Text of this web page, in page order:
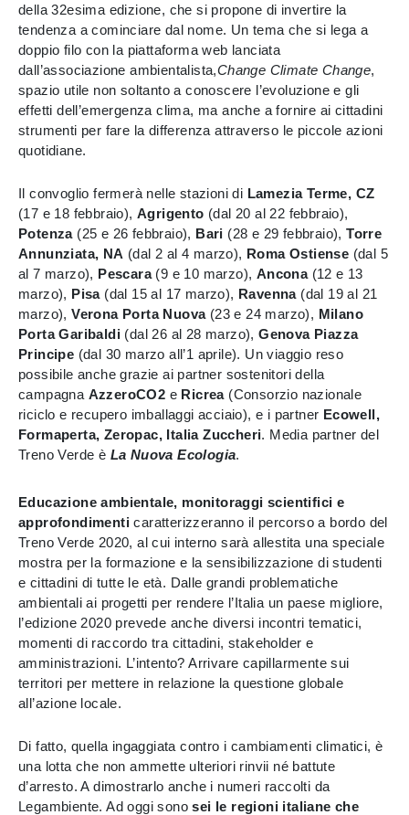
della 32esima edizione, che si propone di invertire la
tendenza a cominciare dal nome. Un tema che si lega a
doppio filo con la piattaforma web lanciata
dall’associazione ambientalista,Change Climate Change,
spazio utile non soltanto a conoscere l’evoluzione e gli
effetti dell’emergenza clima, ma anche a fornire ai cittadini
strumenti per fare la differenza attraverso le piccole azioni
quotidiane.
Il convoglio fermerà nelle stazioni di Lamezia Terme, CZ
(17 e 18 febbraio),Agrigento (dal 20 al 22 febbraio),
Potenza(25 e 26 febbraio), Bari (28 e 29 febbraio),Torre
Annunziata, NA (dal 2 al 4 marzo), Roma Ostiense (dal 5
al 7 marzo), Pescara(9 e 10 marzo), Ancona(12 e 13
marzo), Pisa(dal 15 al 17 marzo), Ravenna(dal 19 al 21
marzo),Verona Porta Nuova(23 e 24 marzo), Milano
Porta Garibaldi (dal 26 al 28 marzo),Genova Piazza
Principe (dal 30 marzo all’1 aprile). Un viaggio reso
possibile anche grazie ai partner sostenitori della
campagna AzzeroCO2 e Ricrea(Consorzio nazionale
riciclo e recupero imballaggi acciaio), e i partner Ecowell,
Formaperta, Zeropac, Italia Zuccheri. Media partner del
Treno Verde è La Nuova Ecologia.
Educazione ambientale, monitoraggi scientifici e
approfondimenticaratterizzeranno il percorso a bordo del
Treno Verde 2020, al cui interno sarà allestita una speciale
mostra per la formazione e la sensibilizzazione di studenti
e cittadini di tutte le età. Dalle grandi problematiche
ambientali ai progetti per rendere l’Italia un paese migliore,
l’edizione 2020 prevede anche diversi incontri tematici,
momenti di raccordo tra cittadini, stakeholder e
amministrazioni. L’intento? Arrivare capillarmente sui
territori per mettere in relazione la questione globale
all’azione locale.
Di fatto, quella ingaggiata contro i cambiamenti climatici, è
una lotta che non ammette ulteriori rinvii né battute
d’arresto. A dimostrarlo anche i numeri raccolti da
Legambiente. Ad oggi sonosei le regioni italiane che